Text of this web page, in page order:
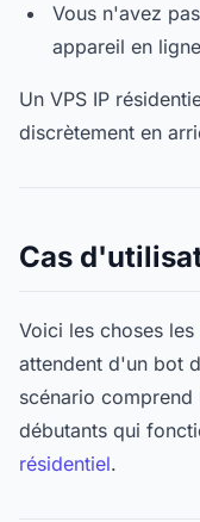
Vous n'avez
appareil en ligne
Un VPS IP
discrètement en
Cas
Voici les choses
attendent d'un bot
scénario
débutants qui
résidentiel.